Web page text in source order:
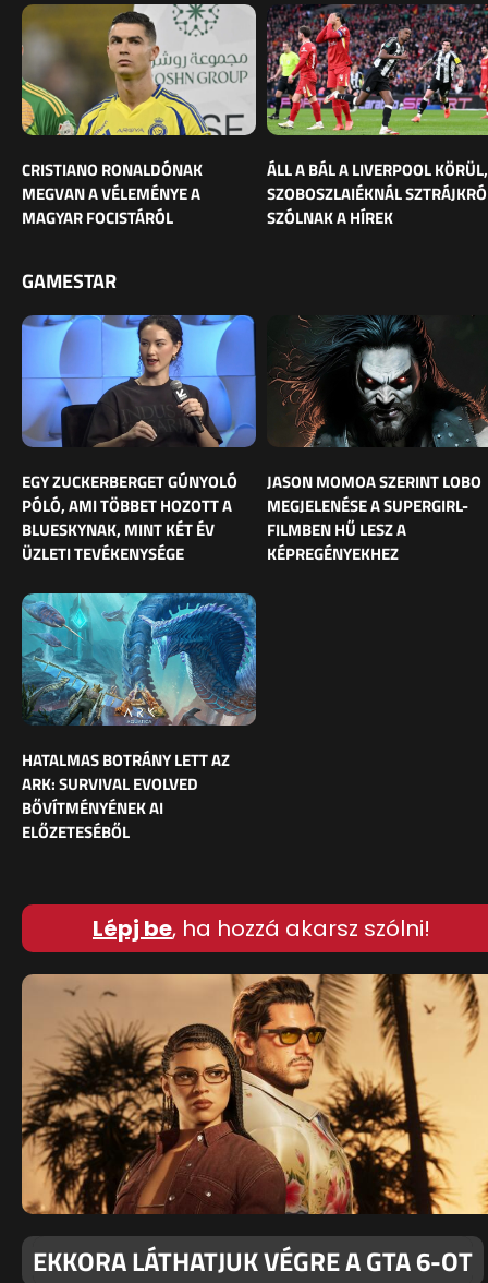
CRISTIANO RONALDÓNAK
MEGVAN A VÉLEMÉNYE A
MAGYAR FOCISTÁRÓL
ÁLL A BÁL A LIVERPOOL KÖRÜL,
SZOBOSZLAIÉKNÁL
SZÓLNAK A HÍREK
GAMESTAR
EGY ZUCKERBERGET GÚNYOLÓ
PÓLÓ, AMI TÖBBET HOZOTT A
BLUESKYNAK, MINT KÉT ÉV
ÜZLETI TEVÉKENYSÉGE
JASON MOMOA SZERINT LOBO
MEGJELENÉSE A SUPERGIRL-
FILMBEN HŰ LESZ A
KÉPREGÉNYEKHEZ
HATALMAS BOTRÁNY LETT AZ
ARK: SURVIVAL EVOLVED
BŐVÍTMÉNYÉNEK AI
ELŐZETESÉBŐL
Lépj be, ha hozzá akarsz szólni!
EKKORA LÁTHATJUK VÉGRE A GTA 6-OT